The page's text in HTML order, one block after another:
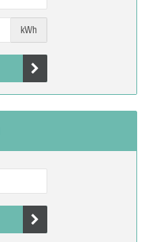
kWh